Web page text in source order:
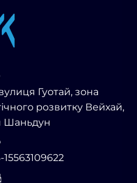
Гуотай, зона
розвитку Вейхай,
Шаньдун
15563109622